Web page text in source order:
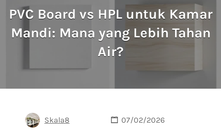
PVC Board vs HPL untuk Kamar
Mandi: Mana yang Lebih Tahan
Air?
Skala8 07/02/2026